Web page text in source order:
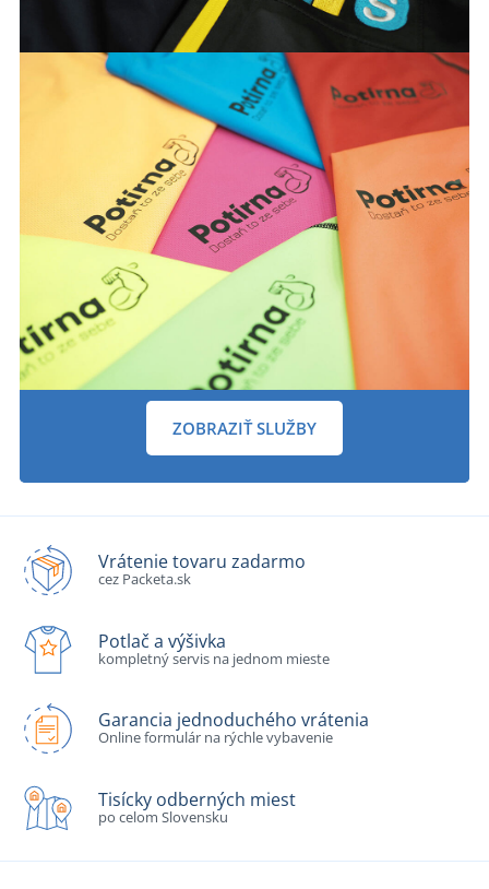
ZOBRAZIŤ SLUŽBY
Vrátenie tovaru zadarmo
cez Packeta.sk
Potlač a výšivka
kompletný servis na jednom mieste
Garancia jednoduchého vrátenia
Online formulár na rýchle vybavenie
Tisícky odberných miest
po celom Slovensku